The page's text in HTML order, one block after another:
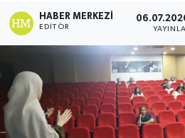
HABER MERKEZI
EDITÖR